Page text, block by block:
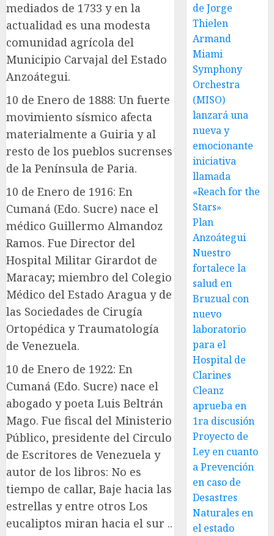
mediados de 1733 y en la
actualidad es una modesta
comunidad agrícola del
Municipio Carvajal del Estado
Anzoátegui.
10 de Enero de 1888: Un fuerte
movimiento sísmico afecta
materialmente a Guiria y al
resto de los pueblos sucrenses
de la Península de Paria.
10 de Enero de 1916: En
Cumaná (Edo. Sucre) nace el
médico Guillermo Almandoz
Ramos. Fue Director del
Hospital Militar Girardot de
Maracay; miembro del Colegio
Médico del Estado Aragua y de
las Sociedades de Cirugía
Ortopédica y Traumatología
de Venezuela.
10 de Enero de 1922: En
Cumaná (Edo. Sucre) nace el
abogado y poeta Luis Beltrán
Mago. Fue fiscal del Ministerio
Público, presidente del Circulo
de Escritores de Venezuela y
autor de los libros: No es
tiempo de callar, Baje hacia las
estrellas y entre otros Los
eucaliptos miran hacia el sur ..
de Jorge
Thielen
Armand
Miami
Symphony
Orchestra
(MISO)
lanzará una
nueva y
emocionante
iniciativa
llamada
«Reach for the
Stars»
Plan
Anzoátegui
Nuestro
fortalece la
salud en
Bruzual con
nuevo
laboratorio
para el
Hospital de
Clarines
Cleanz
aprueba en
1ra discusión
Proyecto de
Ley en cuanto
a Prevención
en caso de
Desastres
Naturales en
el estado